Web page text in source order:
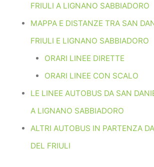
FRIULI A LIGNANO SABBIADORO
MAPPA E DISTANZE TRA SAN
FRIULI E LIGNANO SABBIADORO
ORARI LINEE DIRETTE
ORARI LINEE CON SCALO
LE LINEE AUTOBUS DA SAN
A LIGNANO SABBIADORO
ALTRI AUTOBUS IN PARTENZA
DEL FRIULI